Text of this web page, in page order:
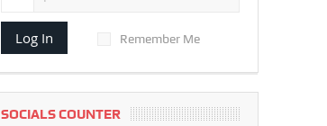
Log In Remember Me
SOCIALS COUNTER